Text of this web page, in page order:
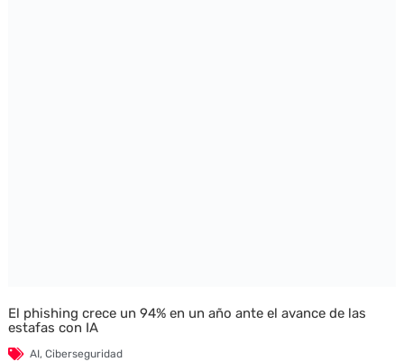
El phishing crece un 94% en un año ante el avance de las
estafas con IA
AI, Ciberseguridad